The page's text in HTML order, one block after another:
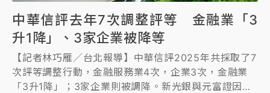
中華信評去年7次調整評等 金融業「3
升1降」、3家企業被降等
【記者林巧雁／台北報導】中華信評2025年共採取了7
次評等調整行動，金融服務業4次，企業3次，金融業
「3升1降」；3家企業則被調降。新光銀與元富證因併